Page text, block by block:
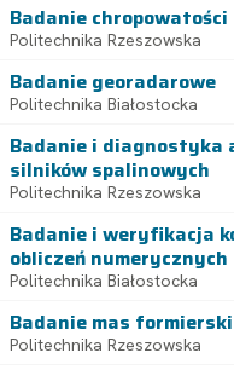
Badanie
Politechnika Rzeszowska
Badanie georadarowe
Politechnika Białostocka
Badanie i
silników spalinowych
Politechnika Rzeszowska
Badanie i weryfikacja
obliczeń numerycznych
Politechnika Białostocka
Badanie mas
Politechnika Rzeszowska